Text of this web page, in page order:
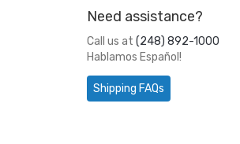
Need assistance?
Call us at (248) 892-1000
Hablamos Español!
Shipping FAQs